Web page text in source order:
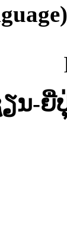
ຽນ-ຍີ່